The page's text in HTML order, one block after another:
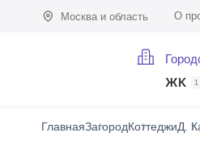
Москва и область О
ЖК 1
ГлавнаяЗагородКоттеджиД.
Характеристики